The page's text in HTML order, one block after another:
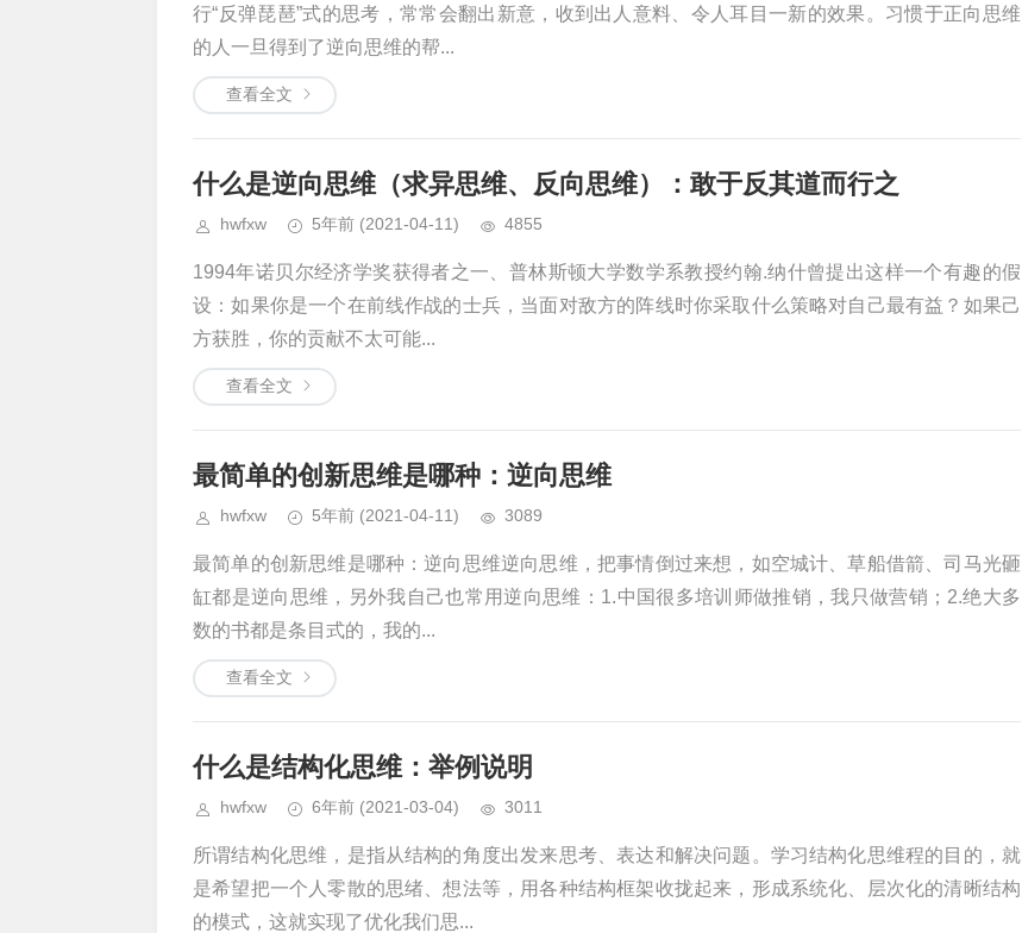
行“反弹琵琶”式的思考，常常会翻出新意，收到出人意料、令人耳目一新的效果。习惯于正向思维
的人一旦得到了逆向思维的帮...
查看全文
什么是逆向思维（求异思维、反向思维）：敢于反其道而行之
hwfxw 5年前 (2021-04-11) 4855
1994年诺贝尔经济学奖获得者之一、普林斯顿大学数学系教授约翰.纳什曾提出这样一个有趣的假
设：如果你是一个在前线作战的士兵，当面对敌方的阵线时你采取什么策略对自己最有益？如果己
方获胜，你的贡献不太可能...
查看全文
最简单的创新思维是哪种：逆向思维
hwfxw 5年前 (2021-04-11) 3089
最简单的创新思维是哪种：逆向思维逆向思维，把事情倒过来想，如空城计、草船借箭、司马光砸
缸都是逆向思维，另外我自己也常用逆向思维：1.中国很多培训师做推销，我只做营销；2.绝大多
数的书都是条目式的，我的...
查看全文
什么是结构化思维：举例说明
hwfxw 6年前 (2021-03-04) 3011
所谓结构化思维，是指从结构的角度出发来思考、表达和解决问题。学习结构化思维程的目的，就
是希望把一个人零散的思绪、想法等，用各种结构框架收拢起来，形成系统化、层次化的清晰结构
的模式，这就实现了优化我们思...